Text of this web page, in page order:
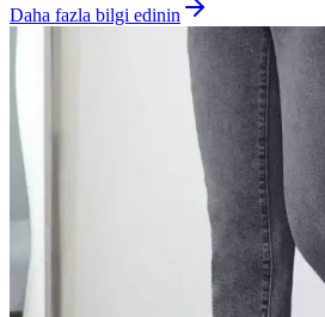
Daha fazla bilgi edinin